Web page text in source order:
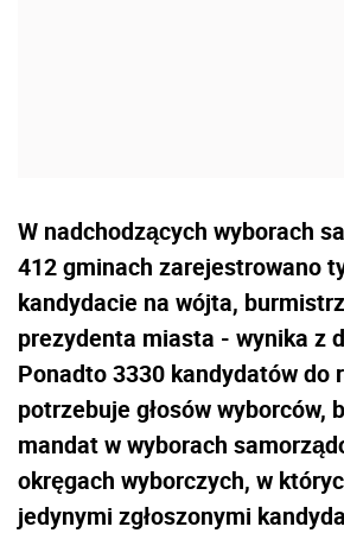
W nadchodzących wyborach
412 gminach zarejestrowano
kandydacie na wójta,
prezydenta miasta - wynika z
Ponadto 3330 kandydatów do
potrzebuje głosów wyborców,
mandat w wyborach
okręgach wyborczych, w
jedynymi zgłoszonymi